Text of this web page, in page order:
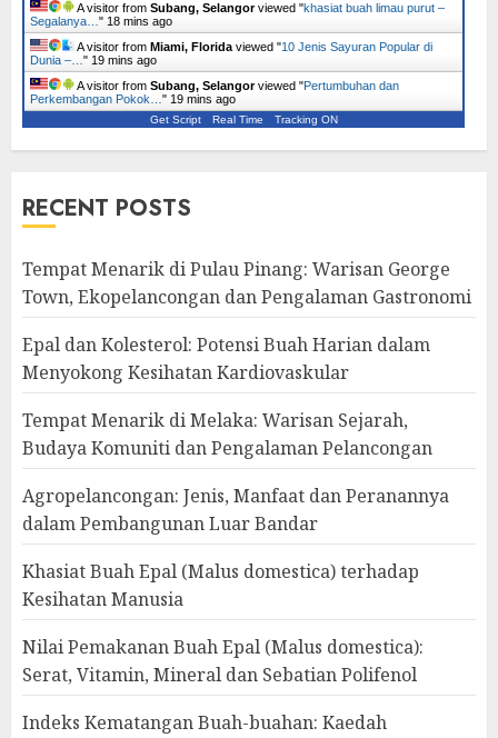
A visitor from Subang, Selangorviewed "khasiat buah limau purut –
Segalanya… " 18 mins ago
A visitor from Miami, Florida viewed "10 Jenis Sayuran Popular di
Dunia –… " 19 mins ago
A visitor from Subang, Selangorviewed "Pertumbuhan dan
Perkembangan Pokok… " 19 mins ago
Get Script Real Time Tracking ON
RECENT POSTS
Tempat Menarik di Pulau Pinang: Warisan George
Town, Ekopelancongan dan Pengalaman Gastronomi
Epal dan Kolesterol: Potensi Buah Harian dalam
Menyokong Kesihatan Kardiovaskular
Tempat Menarik di Melaka: Warisan Sejarah,
Budaya Komuniti dan Pengalaman Pelancongan
Agropelancongan: Jenis, Manfaat dan Peranannya
dalam Pembangunan Luar Bandar
Khasiat Buah Epal (Malus domestica) terhadap
Kesihatan Manusia
Nilai Pemakanan Buah Epal (Malus domestica):
Serat, Vitamin, Mineral dan Sebatian Polifenol
Indeks Kematangan Buah-buahan: Kaedah